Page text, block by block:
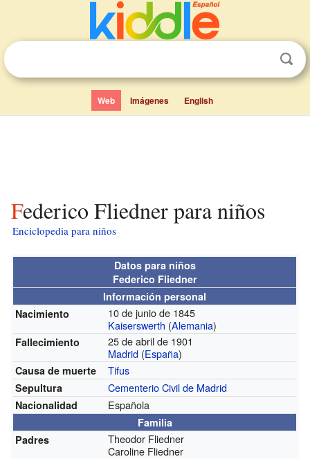
Web Imágenes English
Federico Fliedner para niños
Enciclopedia para niños
Datos para niños
Federico Fliedner
Información personal
Nacimiento
10 de junio de 1845
Kaiserswerth (Alemania)
Fallecimiento
25 de abril de 1901
Madrid (España)
Causa de muerte Tifus
Sepultura Cementerio Civil de Madrid
Nacionalidad Española
Familia
Padres
Theodor Fliedner
Caroline Fliedner